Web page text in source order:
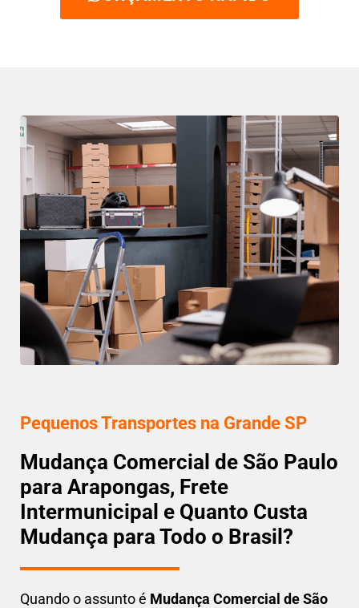
Pequenos Transportes na Grande SP
Mudança Comercial de São Paulo
para Arapongas, Frete
Intermunicipal e Quanto Custa
Mudança para Todo o Brasil?
Quando o assunto é Mudança Comercial de São